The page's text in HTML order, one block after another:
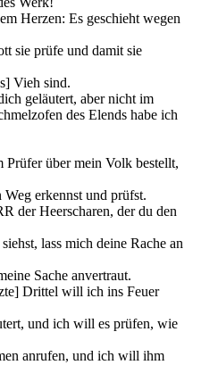
Herzen: Es geschieht wegen
sie prüfe und damit sie
Vieh sind.
geläutert, aber nicht im
des Elends habe ich
Prüfer über mein Volk bestellt,
erkennst und prüfst.
der Heerscharen, der du den
lass mich deine Rache an
Sache anvertraut.
Drittel will ich ins Feuer
und ich will es prüfen, wie
anrufen, und ich will ihm